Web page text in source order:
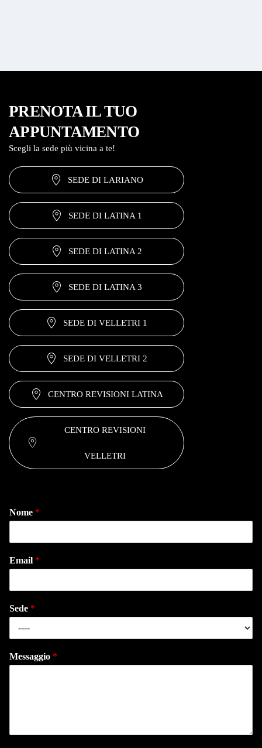
PRENOTA IL TUO
APPUNTAMENTO
Scegli la sede più vicina a te!
SEDE DI LARIANO
SEDE DI LATINA 1
SEDE DI LATINA 2
SEDE DI LATINA 3
SEDE DI VELLETRI 1
SEDE DI VELLETRI 2
CENTRO REVISIONI LATINA
CENTRO REVISIONI
VELLETRI
Nome *
Email *
Sede *
Messaggio *